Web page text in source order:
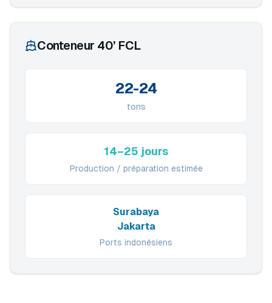
Conteneur 40’ FCL
22-24
tons
14–25 jours
Production / préparation estimée
Surabaya
Jakarta
Ports indonésiens